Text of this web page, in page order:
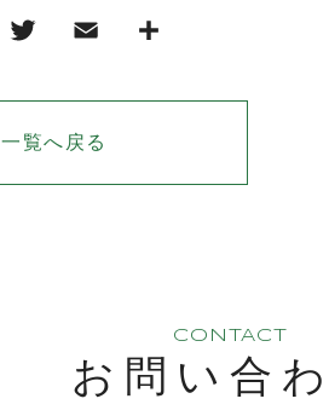
一覧へ戻る
CONTACT
お問い合